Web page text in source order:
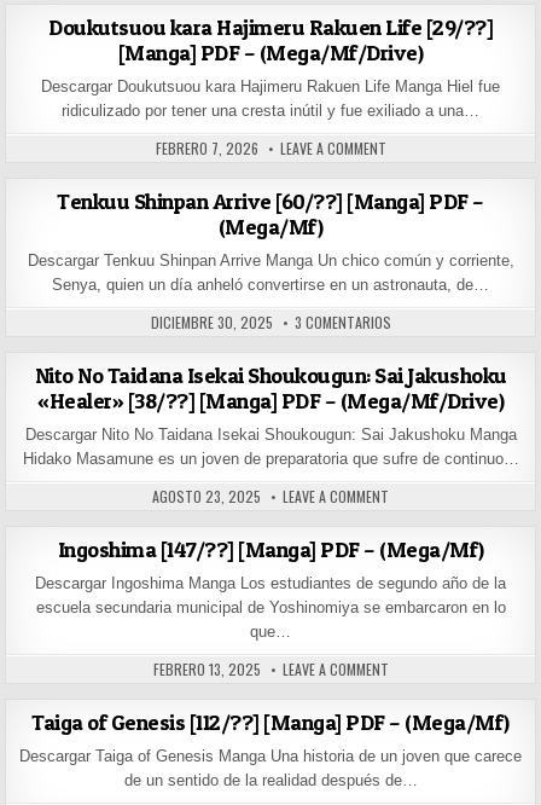
Doukutsuou kara Hajimeru Rakuen Life [29/??]
[Manga] PDF – (Mega/Mf/Drive)
Descargar Doukutsuou kara Hajimeru Rakuen Life Manga Hiel fue
ridiculizado por tener una cresta inútil y fue exiliado a una…
PUBLISHED DATE:
FEBRERO 7, 2026 LEAVE A COMMENTON DOUKUTSUOU KARA
Tenkuu Shinpan Arrive [60/??] [Manga] PDF –
(Mega/Mf)
Descargar Tenkuu Shinpan Arrive Manga Un chico común y corriente,
Senya, quien un día anheló convertirse en un astronauta, de…
PUBLISHED DATE:
DICIEMBRE 30, 2025 3 COMENTARIOSEN TENKUU SHINPAN
Nito No Taidana Isekai Shoukougun: Sai Jakushoku
«Healer» [38/??] [Manga] PDF – (Mega/Mf/Drive)
Descargar Nito No Taidana Isekai Shoukougun: Sai Jakushoku Manga
Hidako Masamune es un joven de preparatoria que sufre de continuo…
PUBLISHED DATE:
AGOSTO 23, 2025 LEAVE A COMMENT
Ingoshima [147/??] [Manga] PDF – (Mega/Mf)
Descargar Ingoshima Manga Los estudiantes de segundo año de la
escuela secundaria municipal de Yoshinomiya se embarcaron en lo
que…
PUBLISHED DATE:
FEBRERO 13, 2025 LEAVE A COMMENTON INGOSHIMA [147/??]
Taiga of Genesis [112/??] [Manga] PDF – (Mega/Mf)
Descargar Taiga of Genesis Manga Una historia de un joven que carece
de un sentido de la realidad después de…